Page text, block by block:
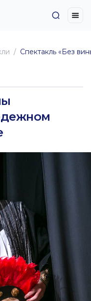
Спектакль «Без